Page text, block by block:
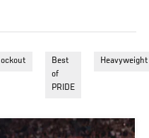
Best
of
PRIDE
Heavyweight